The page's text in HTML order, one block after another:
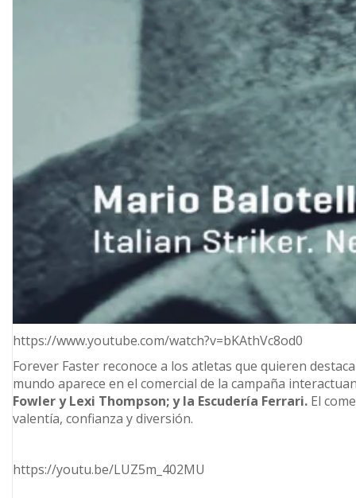
https://www.youtube.com/watch?v=bKAthVc8od0
Forever Faster reconoce a los atletas que quieren
mundo aparece en el comercial de la campaña
Fowler y Lexi Thompson; y la Escudería Ferrari. El
valentía, confianza y diversión.
https://youtu.be/LUZ5m_402MU